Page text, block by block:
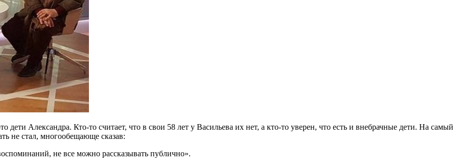
Александра. Кто-то считает, что в свои 58 лет у Васильева их нет, а кто-то уверен, что есть и внебрачные дети. На самый
не стал, многообещающе сказав:
не все можно рассказывать публично».